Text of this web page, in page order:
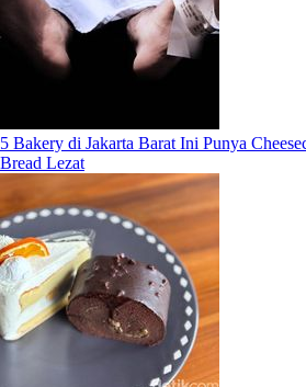
5 Bakery di Jakarta Barat Ini Punya
Bread Lezat